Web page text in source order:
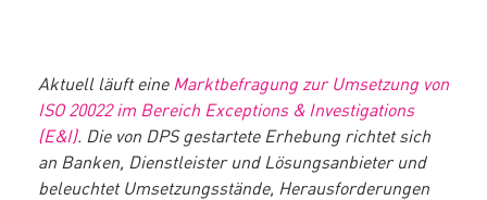
Aktuell läuft eine Marktbefragung zur Umsetzung von
ISO 20022 im Bereich Exceptions & Investigations
(E&I). Die von DPS gestartete Erhebung richtet sich
an Banken, Dienstleister und Lösungsanbieter und
beleuchtet Umsetzungsstände, Herausforderungen